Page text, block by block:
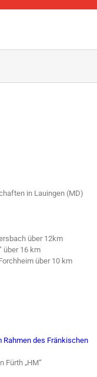
in Lauingen (MD)
über 12km
über 16 km
über 10 km
Rahmen des Fränkischen
Fürth „HM“